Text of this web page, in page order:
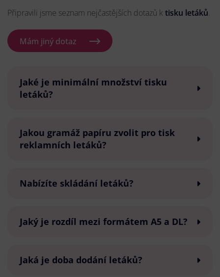
Připravili jsme seznam nejčastějších dotazů k tisku letáků.
Mám jiný dotaz
Jaké je minimální množství tisku
letáků?
Jakou gramáž papíru zvolit pro tisk
reklamních letáků?
Nabízíte skládání letáků?
Jaký je rozdíl mezi formátem A5 a DL?
Jaká je doba dodání letáků?